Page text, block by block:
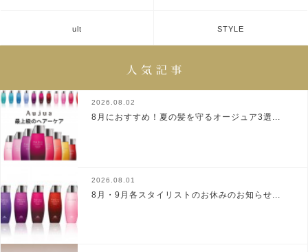
ult STYLE
2026.08.02
8月におすすめ！夏の髪を守るオージュア3選...
2026.08.01
8月・9月各スタイリストのお休みのお知らせ...